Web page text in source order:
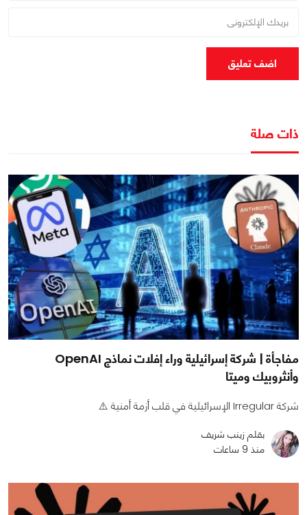
اضف تعليق
ذات صلة
مفاجأة | شركة إسرائيلية وراء إفلات نماذج OpenAI
وأنثروبيك وميتا
شركة Irregular الإسرائيلية في قلب أزمة أمنية ⚠️
بقلم زينب شريف
منذ 9 ساعات